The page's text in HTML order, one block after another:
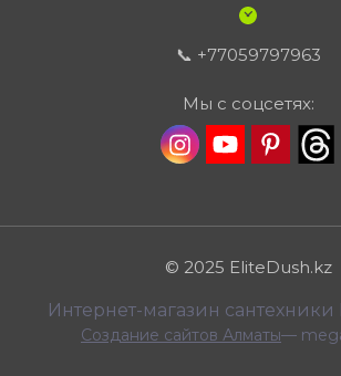
📞 +77059797963
Мы с соцсетях:
© 2025 EliteDush.kz
Интернет-магазин
Создание сайтов Алматы—